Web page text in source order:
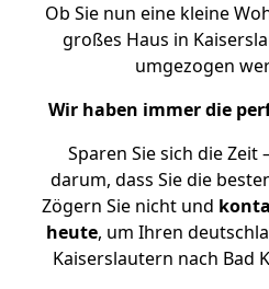
Ob Sie nun eine kleine
großes Haus in
umgezogen
Wir haben immer die
Sparen Sie sich die
darum, dass Sie die
Zögern Sie nicht und
heute, um Ihren
Kaiserslautern nach Bad